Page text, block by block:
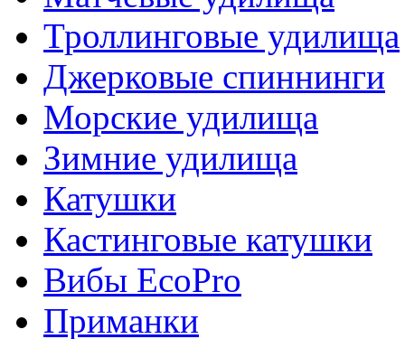
Троллинговые удилища
Джерковые спиннинги
Морские удилища
Зимние удилища
Катушки
Кастинговые катушки
Вибы EcoPro
Приманки